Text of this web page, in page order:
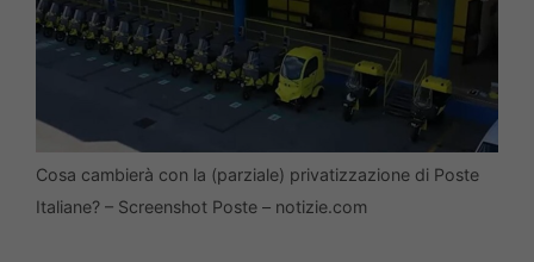
Cosa cambierà con la (parziale) privatizzazione di Poste
Italiane? – Screenshot Poste – notizie.com